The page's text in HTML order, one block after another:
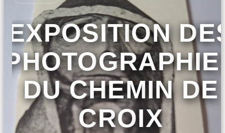
EXPOSITION
DU CHEMIN DE
CROIX